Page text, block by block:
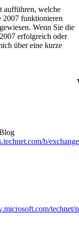
aufführen, welche
2007 funktionieren
Wenn Sie die
erfolgreich oder
über eine kurze
b/
technet/